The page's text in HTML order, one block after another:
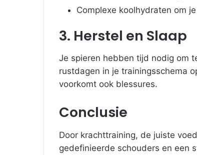
Complexe koolhydraten om
3. Herstel en Slaap
Je spieren hebben tijd nodig om
rustdagen in je trainingsschema
voorkomt ook blessures.
Conclusie
Door krachttraining, de juiste
gedefinieerde schouders en een